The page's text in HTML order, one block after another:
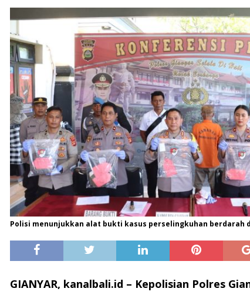
Polisi menunjukkan alat bukti kasus perselingkuhan berdarah
GIANYAR, kanalbali.id – Kepolisian Polres